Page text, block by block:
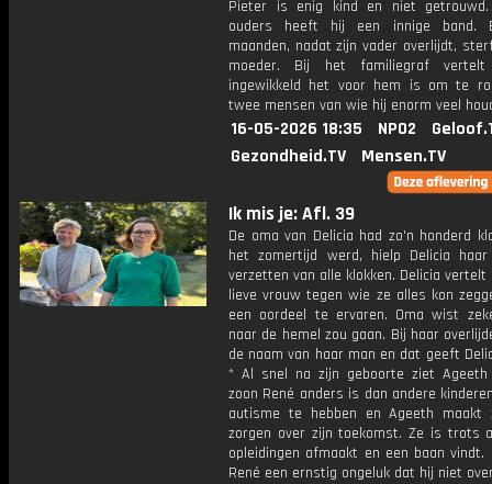
Pieter is enig kind en niet
ouders heeft hij een innige band.
maanden, nadat zijn vader overlijdt,
moeder. Bij het familiegraf
ingewikkeld het voor hem is om te
twee mensen van wie hij enorm veel
16-05-2026 18:35 NPO2
Gezondheid.TV
Mensen.TV
Ik mis je: Afl. 39
De oma van Delicia had zo'n honderd
het zomertijd werd, hielp Delicia
verzetten van alle klokken. Delicia vertelt
lieve vrouw tegen wie ze alles kon
een oordeel te ervaren. Oma wist
naar de hemel zou gaan. Bij haar
de naam van haar man en dat geeft
* Al snel na zijn geboorte ziet
zoon René anders is dan andere
autisme te hebben en Ageeth maakt
zorgen over zijn toekomst. Ze is trots
opleidingen afmaakt en een baan vindt.
René een ernstig ongeluk dat hij niet